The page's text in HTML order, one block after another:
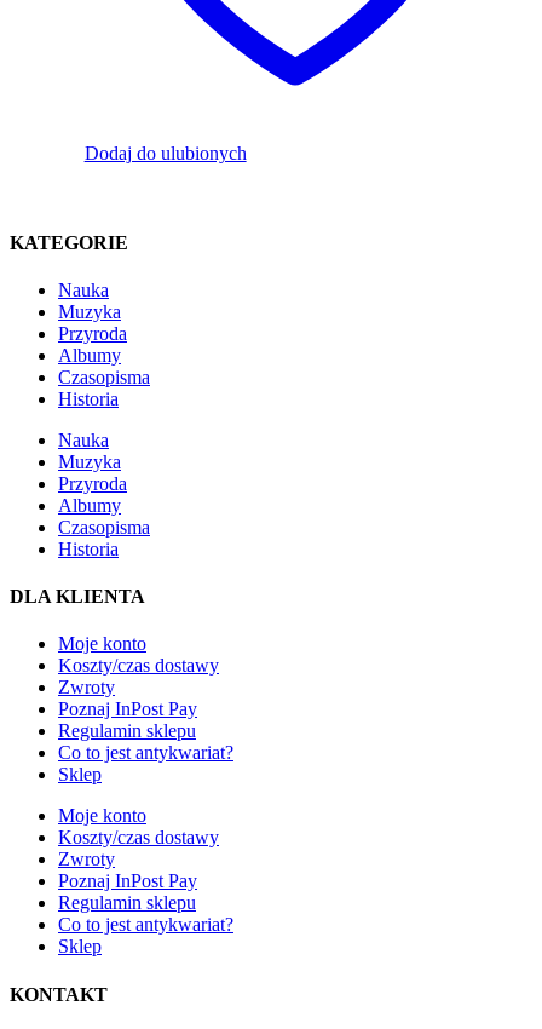
Dodaj do ulubionych
KATEGORIE
Nauka
Muzyka
Przyroda
Albumy
Czasopisma
Historia
Nauka
Muzyka
Przyroda
Albumy
Czasopisma
Historia
DLA KLIENTA
Moje konto
Koszty/czas dostawy
Zwroty
Poznaj InPost Pay
Regulamin sklepu
Co to jest antykwariat?
Sklep
Moje konto
Koszty/czas dostawy
Zwroty
Poznaj InPost Pay
Regulamin sklepu
Co to jest antykwariat?
Sklep
KONTAKT